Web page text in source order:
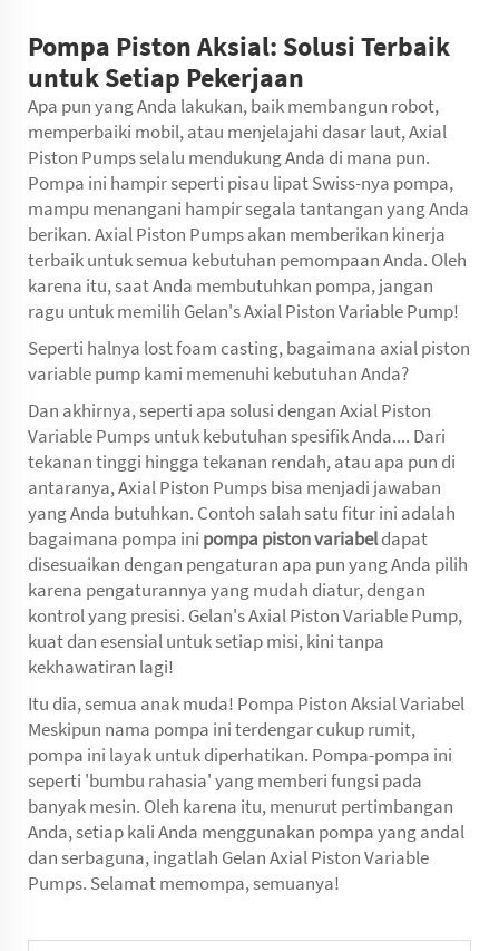
Pompa Piston Aksial: Solusi Terbaik
untuk Setiap Pekerjaan
Apa pun yang Anda lakukan, baik membangun robot,
memperbaiki mobil, atau menjelajahi dasar laut, Axial
Piston Pumps selalu mendukung Anda di mana pun.
Pompa ini hampir seperti pisau lipat Swiss-nya pompa,
mampu menangani hampir segala tantangan yang Anda
berikan. Axial Piston Pumps akan memberikan kinerja
terbaik untuk semua kebutuhan pemompaan Anda. Oleh
karena itu, saat Anda membutuhkan pompa, jangan
ragu untuk memilih Gelan's Axial Piston Variable Pump!
Seperti halnya lost foam casting, bagaimana axial piston
variable pump kami memenuhi kebutuhan Anda?
Dan akhirnya, seperti apa solusi dengan Axial Piston
Variable Pumps untuk kebutuhan spesifik Anda.... Dari
tekanan tinggi hingga tekanan rendah, atau apa pun di
antaranya, Axial Piston Pumps bisa menjadi jawaban
yang Anda butuhkan. Contoh salah satu fitur ini adalah
bagaimana pompa ini pompa piston variabeldapat
disesuaikan dengan pengaturan apa pun yang Anda pilih
karena pengaturannya yang mudah diatur, dengan
kontrol yang presisi. Gelan's Axial Piston Variable Pump,
kuat dan esensial untuk setiap misi, kini tanpa
kekhawatiran lagi!
Itu dia, semua anak muda! Pompa Piston Aksial Variabel
Meskipun nama pompa ini terdengar cukup rumit,
pompa ini layak untuk diperhatikan. Pompa-pompa ini
seperti 'bumbu rahasia' yang memberi fungsi pada
banyak mesin. Oleh karena itu, menurut pertimbangan
Anda, setiap kali Anda menggunakan pompa yang andal
dan serbaguna, ingatlah Gelan Axial Piston Variable
Pumps. Selamat memompa, semuanya!